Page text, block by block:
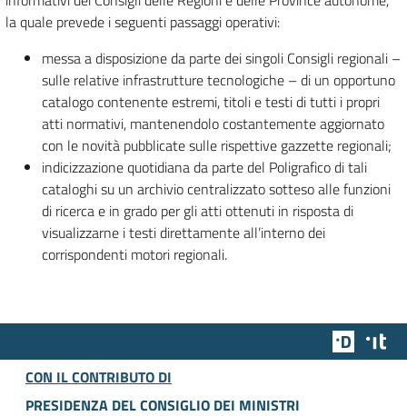
la quale prevede i seguenti passaggi operativi:
messa a disposizione da parte dei singoli Consigli regionali –
sulle relative infrastrutture tecnologiche – di un opportuno
catalogo contenente estremi, titoli e testi di tutti i propri
atti normativi, mantenendolo costantemente aggiornato
con le novità pubblicate sulle rispettive gazzette regionali;
indicizzazione quotidiana da parte del Poligrafico di tali
cataloghi su un archivio centralizzato sotteso alle funzioni
di ricerca e in grado per gli atti ottenuti in risposta di
visualizzarne i testi direttamente all’interno dei
corrispondenti motori regionali.
Team
CON IL CONTRIBUTO DI
PRESIDENZA DEL CONSIGLIO DEI MINISTRI